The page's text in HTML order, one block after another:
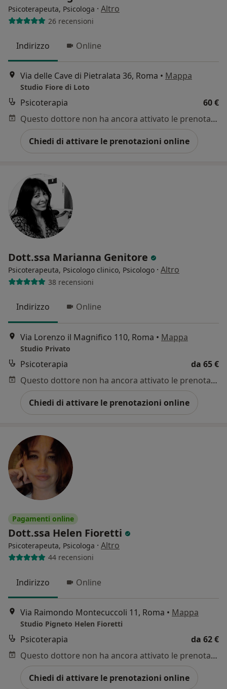
Psicoterapeuta, Psicologa · Altro
26 recensioni
Indirizzo Online
Via delle Cave di Pietralata 36, Roma • Mappa
Studio Fiore di Loto
Psicoterapia
60 €
Questo dottore non ha ancora attivato le prenotazioni online presso questo indirizzo.
Chiedi di attivare le prenotazioni online
Dott.ssa Marianna Genitore
Psicoterapeuta, Psicologo clinico, Psicologo · Altro
38 recensioni
Indirizzo Online
Via Lorenzo il Magnifico 110, Roma • Mappa
Studio Privato
Psicoterapia
da 65 €
Questo dottore non ha ancora attivato le prenotazioni online presso questo indirizzo.
Chiedi di attivare le prenotazioni online
Pagamenti online
Dott.ssa Helen Fioretti
Psicoterapeuta, Psicologa · Altro
44 recensioni
Indirizzo Online
Via Raimondo Montecuccoli 11, Roma • Mappa
Studio Pigneto Helen Fioretti
Psicoterapia
da 62 €
Questo dottore non ha ancora attivato le prenotazioni online presso questo indirizzo.
Chiedi di attivare le prenotazioni online